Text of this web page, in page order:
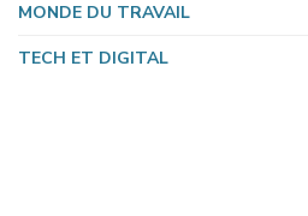
MONDE DU TRAVAIL
TECH ET DIGITAL